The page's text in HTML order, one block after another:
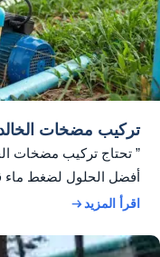
تركيب مضخات
” تحتاج تركيب مضخات
أفضل الحلول لضغط
اقرأ المزيد